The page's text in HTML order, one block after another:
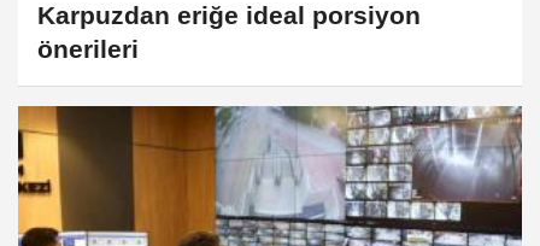
Karpuzdan eriğe ideal porsiyon
önerileri